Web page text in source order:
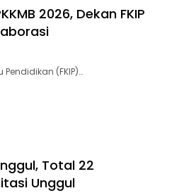
2026, Dekan FKIP
(FKIP)…
Total 22
Unggul